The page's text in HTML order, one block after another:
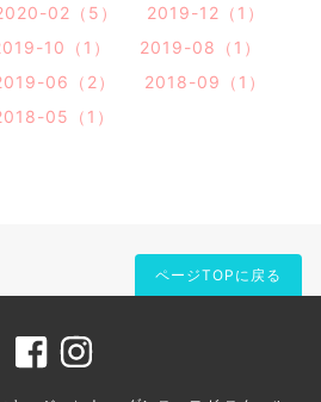
02（5）
2019-12（1）
10（1）
2019-08（1）
06（2）
2018-09（1）
05（1）
ページTOPに戻る